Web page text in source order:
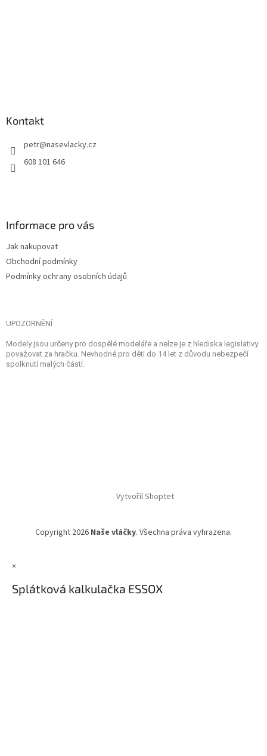
Kontakt
petr@nasevlacky.cz
608 101 646
Informace pro vás
Jak nakupovat
Obchodní podmínky
Podmínky ochrany osobních údajů
UPOZORNĚNÍ
Modely jsou určeny pro dospělé modeláře a nelze je z hlediska legislativy
považovat za hračku. Nevhodné pro děti do 14 let z důvodu nebezpečí
spolknutí malých částí.
Vytvořil Shoptet
Copyright 2026 Naše vláčky. Všechna práva vyhrazena.
×
Splátková kalkulačka ESSOX